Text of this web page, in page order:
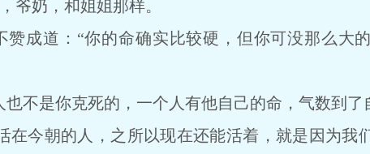
奶，和姐姐那样。
道：“你的命确实比较硬，但你可没那么大
是你克死的，一个人有他自己的命，气数到了
今朝的人，之所以现在还能活着，就是因为我